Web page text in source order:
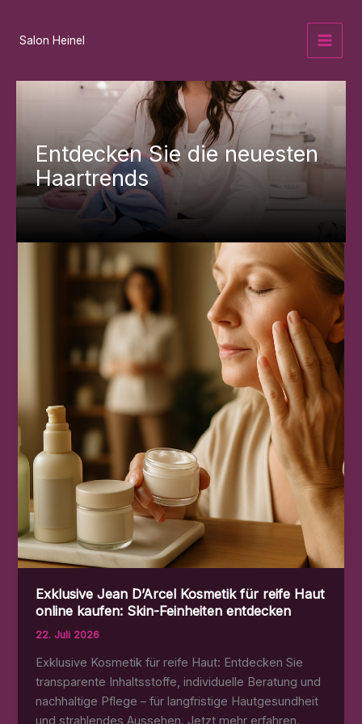
springen
Salon Heinel
Entdecken Sie die neuesten
Haartrends
Exklusive Jean D’Arcel Kosmetik für reife Haut
online kaufen: Skin-Feinheiten entdecken
22. Juli 2026
Exklusive Kosmetik für reife Haut: Entdecken Sie
transparente Inhaltsstoffe, individuelle Beratung und
nachhaltige Pflege – für langfristige Hautgesundheit
und strahlendes Aussehen. Jetzt mehr erfahren.